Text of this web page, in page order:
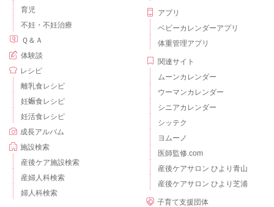
育児
不妊・不妊治療
Ｑ＆Ａ
体験談
レシピ
離乳食レシピ
妊娠食レシピ
妊活食レシピ
成長アルバム
施設検索
産後ケア施設検索
産婦人科検索
婦人科検索
アプリ
ベビーカレンダーアプリ
体重管理アプリ
関連サイト
ムーンカレンダー
ウーマンカレンダー
シニアカレンダー
シッテク
ヨムーノ
医師監修.com
産後ケアサロン ひより青山
産後ケアサロン ひより芝浦
子育て支援団体